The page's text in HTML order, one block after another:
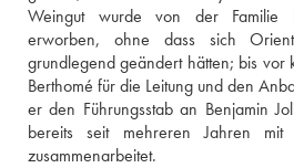
Weingut wurde von der
erworben, ohne dass sich
grundlegend geändert hätten; bis vor
Berthomé für die Leitung und den
er den Führungsstab an Benjamin
bereits seit mehreren Jahren
zusammenarbeitet.